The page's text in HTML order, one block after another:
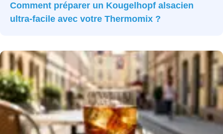
Comment préparer un Kougelhopf alsacien
ultra-facile avec votre Thermomix ?